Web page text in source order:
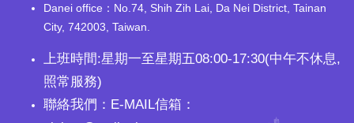
Danei office：No.74, Shih Zih Lai, Da Nei District, Tainan
City, 742003, Taiwan.
上班時間:星期一至星期五08:00-17:30(中午不休息,
照常服務)
聯絡我們：E-MAIL信箱：